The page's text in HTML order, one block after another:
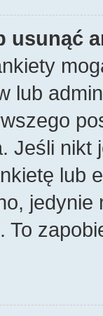
usunąć
lub
Jeśli nikt
lub
To